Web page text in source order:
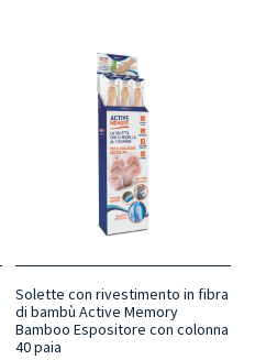
Solette con rivestimento in fibra
di bambù Active Memory
Bamboo Espositore con colonna
40 paia